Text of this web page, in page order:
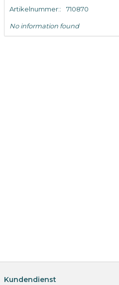
Artikelnummer:: 710870
No information found
Kundendienst